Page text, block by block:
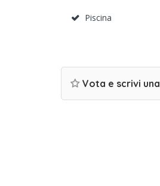
Piscina
Vota e scrivi